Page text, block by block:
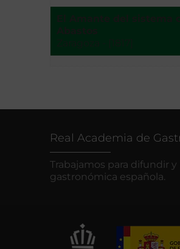
los
Real Academia de
Trabajamos para difundir
gastronómica española.